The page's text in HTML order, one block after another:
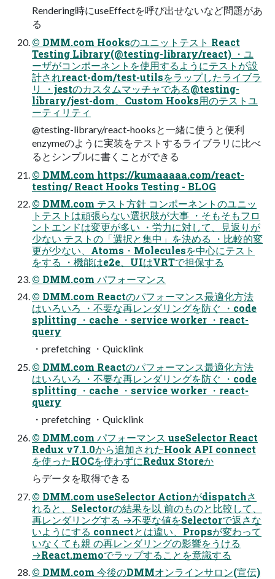
Rendering時にuseEffectを呼び出せないなど問題があ
る
© DMM.com Hooksのユニットテスト React
Testing Library(@testing-library/react) ・ユ
ーザがコンポーネントを使用するようにテストが設
計されreact-dom/test-utilsをラップしたライブラ
リ ・jestのカスタムマッチャである@testing-
library/jest-dom、Custom Hooks用のテストユ
ーティリティ
@testing-library/react-hooksと一緒に使うと便利
enzymeのように実装をテストするライブラリに比べ
るとシンプルに書くことができる
© DMM.com https://kumaaaaa.com/react-
testing/ React Hooks Testing - BLOG
© DMM.com テスト方針 コンポーネントのユニッ
トテストは頑張らない選択肢が大事 ・そもそもフロ
ントエンドは変更が多い ・労力に対して、見返りが
少ない テストの「選択と集中」を決める ・比較的変
更が少ない、Atoms・Moleculesを中心にテスト
をする ・機能はe2e、UIはVRTで担保する
© DMM.com パフォーマンス
© DMM.com Reactのパフォーマンス最適化方法
はいろいろ ・不要な再レンダリングを防ぐ ・code
splitting ・cache ・service worker ・react-
query
・prefetching ・Quicklink
© DMM.com Reactのパフォーマンス最適化方法
はいろいろ ・不要な再レンダリングを防ぐ ・code
splitting ・cache ・service worker ・react-
query
・prefetching ・Quicklink
© DMM.com パフォーマンス useSelector React
Redux v7.1.0から追加されたHook API connect
を使ったHOCを使わずにRedux Storeか
らデータを取得できる
© DMM.com useSelector Actionがdispatchさ
れると、Selectorの結果を以 前のものと比較して、
再レンダリングする →不要な値をSelectorで返さな
いようにする connectとは違い、Propsが変わって
いなくても親 の再レンダリングの影響をうける
→React.memoでラップすることを意識する
© DMM.com 今後のDMMオンラインサロン(宣伝)